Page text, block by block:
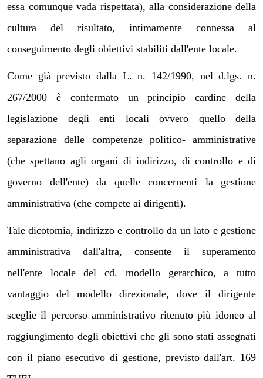
essa comunque vada rispettata), alla considerazione della
cultura del risultato, intimamente connessa al
conseguimento degli obiettivi stabiliti dall'ente locale.
Come già previsto dalla L. n. 142/1990, nel d.lgs. n.
267/2000 è confermato un principio cardine della
legislazione degli enti locali ovvero quello della
separazione delle competenze politico- amministrative
(che spettano agli organi di indirizzo, di controllo e di
governo dell'ente) da quelle concernenti la gestione
amministrativa (che compete ai dirigenti).
Tale dicotomia, indirizzo e controllo da un lato e gestione
amministrativa dall'altra, consente il superamento
nell'ente locale del cd. modello gerarchico, a tutto
vantaggio del modello direzionale, dove il dirigente
sceglie il percorso amministrativo ritenuto più idoneo al
raggiungimento degli obiettivi che gli sono stati assegnati
con il piano esecutivo di gestione, previsto dall'art. 169